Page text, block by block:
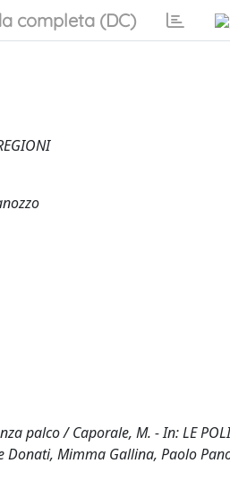
completa (DC)
/ Caporale, M. - In: LE
Donati, Mimma Gallina, Paolo